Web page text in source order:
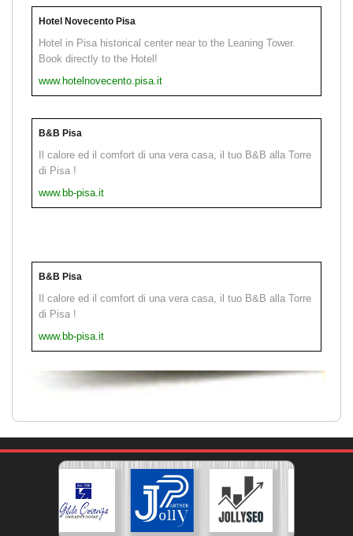
Hotel Novecento Pisa
Hotel in Pisa historical center near to the Leaning Tower.
Book directly to the Hotel!
www.hotelnovecento.pisa.it
B&B Pisa
Il calore ed il comfort di una vera casa, il tuo B&B alla Torre
di Pisa !
www.bb-pisa.it
B&B Pisa
Il calore ed il comfort di una vera casa, il tuo B&B alla Torre
di Pisa !
www.bb-pisa.it